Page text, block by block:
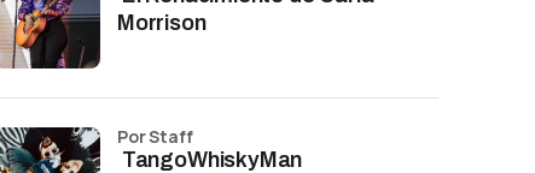
Morrison
TangoWhiskyMan
por Staff